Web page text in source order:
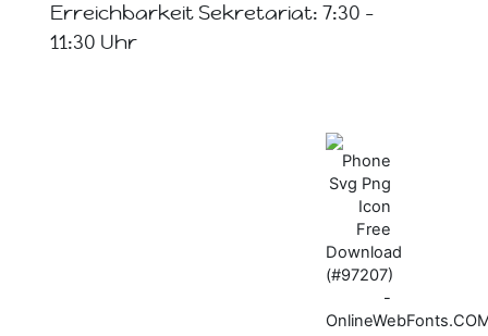
Erreichbarkeit Sekretariat: 7:30 -
11:30 Uhr